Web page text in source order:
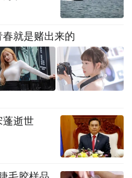
源A06基于SDA平台打
程两个动力可选。其中，
就是赌出来的
蓬逝世